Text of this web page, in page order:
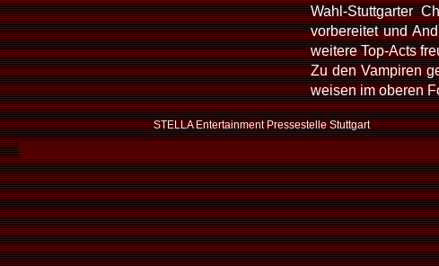
Wahl-Stuttgarter
vorbereitet und
weitere Top-Acts
Zu den Vampiren
weisen im oberen
STELLA Entertainment Pressestelle Stuttgart